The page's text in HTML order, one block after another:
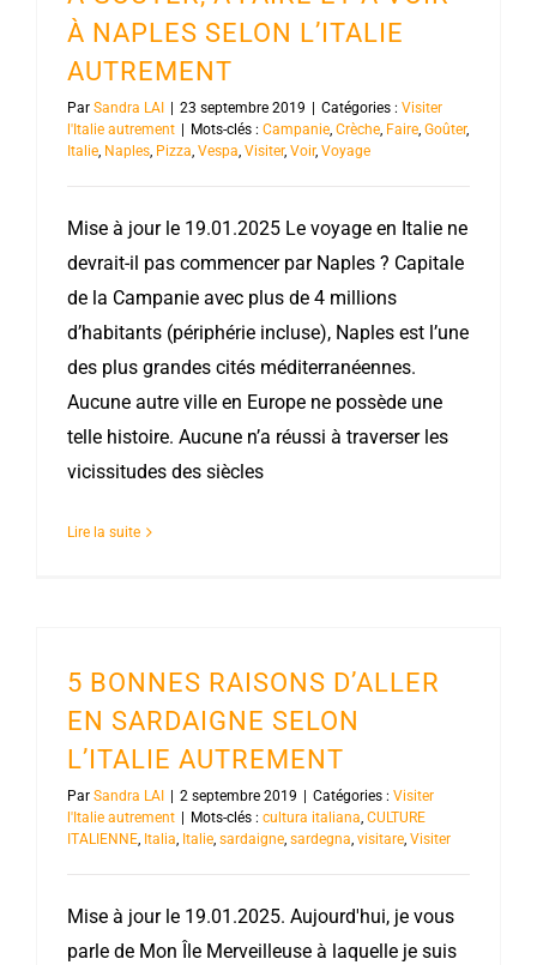
À NAPLES SELON L’ITALIE
AUTREMENT
Par Sandra LAI 23 septembre 2019 Catégories : Visiter
l'Italie autrement
Mots-clés : Campanie, Crèche, Faire, Goûter,
Italie, Naples, Pizza, Vespa, Visiter, Voir, Voyage
Mise à jour le 19.01.2025 Le voyage en Italie ne
devrait-il pas commencer par Naples ? Capitale
de la Campanie avec plus de 4 millions
d’habitants (périphérie incluse), Naples est l’une
des plus grandes cités méditerranéennes.
Aucune autre ville en Europe ne possède une
telle histoire. Aucune n’a réussi à traverser les
vicissitudes des siècles
Lire la suite
5 BONNES RAISONS D’ALLER
EN SARDAIGNE SELON
L’ITALIE AUTREMENT
Par Sandra LAI 2 septembre 2019 Catégories : Visiter
l'Italie autrement
Mots-clés : cultura italiana, CULTURE
ITALIENNE, Italia, Italie, sardaigne, sardegna, visitare, Visiter
Mise à jour le 19.01.2025. Aujourd'hui, je vous
parle de Mon Île Merveilleuse à laquelle je suis